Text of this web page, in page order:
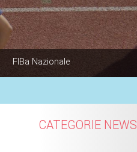
FIBa Nazionale
CATEGORIE NEWS